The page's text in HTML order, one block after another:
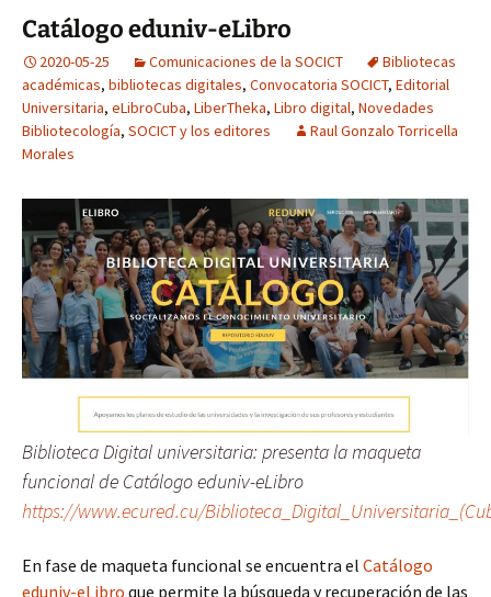
Catálogo eduniv-eLibro
2020-05-25 Comunicaciones de la SOCICT
Bibliotecas
académicas, bibliotecas digitales, Convocatoria SOCICT, Editorial
Universitaria, eLibroCuba, LiberTheka, Libro digital, Novedades
Bibliotecología, SOCICT y los editores
Raul Gonzalo Torricella
Morales
Biblioteca Digital universitaria: presenta la maqueta
funcional de Catálogo eduniv-eLibro
https://www.ecured.cu/
En fase de maqueta funcional se encuentra el Catálogo
eduniv-eLibro que permite la búsqueda y recuperación de las